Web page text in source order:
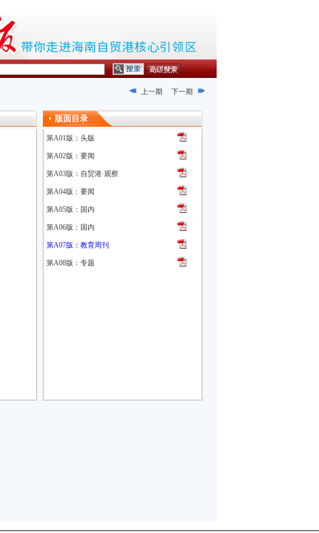
上一期 下一期
版面目录
第A01版：头版
第A02版：要闻
第A03版：自贸港·观察
第A04版：要闻
第A05版：国内
第A06版：国内
第A07版：教育周刊
第A08版：专题